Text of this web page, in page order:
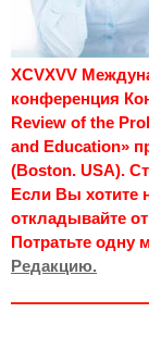
XCVXVV
конференция
Review of the
and Education»
(Boston. USA).
Если Вы хотите
откладывайте
Потратьте одну
Редакцию.